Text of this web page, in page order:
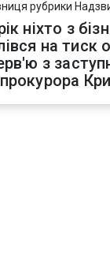
рубрики
ніхто з
на тиск
з